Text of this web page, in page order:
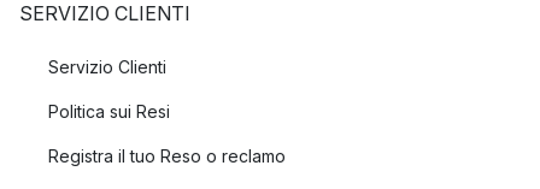
SERVIZIO CLIENTI
Servizio Clienti
Politica sui Resi
Registra il tuo Reso o reclamo